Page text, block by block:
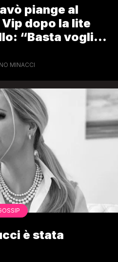
piange al
dopo la lite
“Basta voglio
MINACCI
è stata